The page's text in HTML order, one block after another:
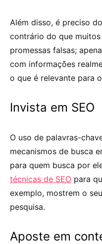
Além disso, é preciso
contrário do que muitos
promessas falsas;
com informações
o que é relevante para
Invista em SEO
O uso de palavras-
mecanismos de busca
para quem busca por
técnicas de SEO para
exemplo, mostrem o
pesquisa.
Aposte em